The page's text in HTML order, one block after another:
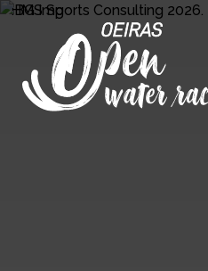
HMS Sports Consulting 2026.